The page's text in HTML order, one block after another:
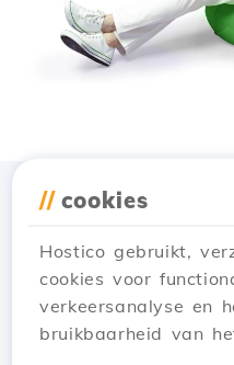
// cookies
Hostico gebruikt,
cookies voor
verkeersanalyse en
bruikbaarheid van
Download